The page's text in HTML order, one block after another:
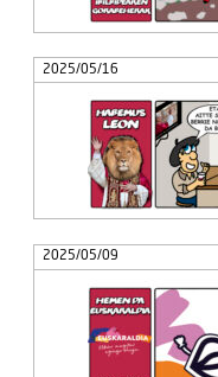
2025/05/16
2025/05/09